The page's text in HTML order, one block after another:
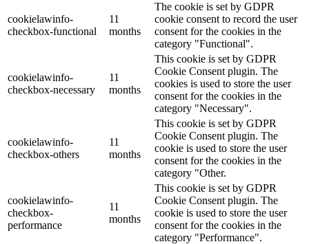
cookielawinfo-
checkbox-functional
11
months
The cookie is set by GDPR
cookie consent to record the user
consent for the cookies in the
category "Functional".
cookielawinfo-
checkbox-necessary
11
months
This cookie is set by GDPR
Cookie Consent plugin. The
cookies is used to store the user
consent for the cookies in the
category "Necessary".
cookielawinfo-
checkbox-others
11
months
This cookie is set by GDPR
Cookie Consent plugin. The
cookie is used to store the user
consent for the cookies in the
category "Other.
cookielawinfo-
checkbox-
performance
11
months
This cookie is set by GDPR
Cookie Consent plugin. The
cookie is used to store the user
consent for the cookies in the
category "Performance".